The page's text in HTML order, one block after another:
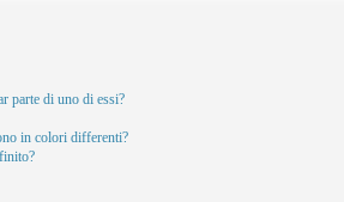
parte di uno di essi?
in colori differenti?